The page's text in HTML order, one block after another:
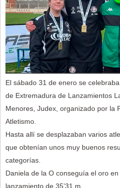
El sábado 31 de enero se
de Extremadura de Lanzamientos
Menores, Judex, organizado por la
Atletismo.
Hasta allí se desplazaban varios
que obtenían unos muy buenos
categorías.
Daniela de la O conseguía el oro
lanzamiento de 35’31 m.